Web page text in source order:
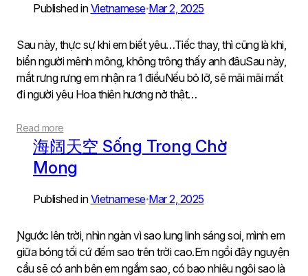
Published inVietnamese•Mar 2, 2025
Sau này, thực sự khi em biết yêu…Tiếc thay, thì cũng là khi,
biển người mênh mông, không trông thấy anh đâuSau này,
mắt rưng rưng em nhận ra 1 điềuNếu bỏ lỡ, sẽ mãi mãi mất
đi người yêu Hoa thiên hương nở thật…
Read more
海阔天空 Sống Trong Chờ
Mong
Published inVietnamese•Mar 2, 2025
Ɲgước lên trời, nhìn ngàn vì sao lung linh sáng soi, mình em
giữa bóng tối cứ đếm sao trên trời cao.Em ngồi đâу nguуện
cầu sẽ có anh bên em ngắm sao, có bao nhiêu ngôi sao là